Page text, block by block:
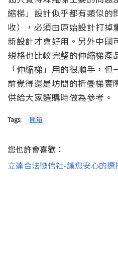
縮梯」設計似乎都有類似的
收），必須由原始設計打掉
新設計才會好用。另外中國
規格也比較完整的伸縮梯產
「伸縮梯」用的很順手，
前覺得還是坊間的折疊梯實
供給大家選購時做為參考。
Tags: 開箱
您也許會喜歡：
立達合法徵信社-讓您安心的選